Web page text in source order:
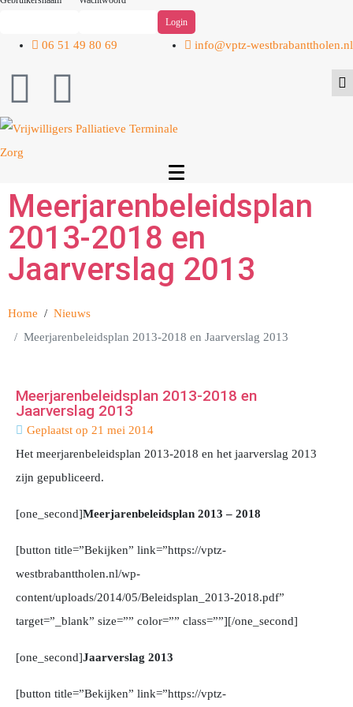
06 51 49 80 69 info@vptz-westbrabanttholen.nl
Meerjarenbeleidsplan
2013-2018 en
Jaarverslag 2013
Home
Nieuws
Meerjarenbeleidsplan 2013-2018 en Jaarverslag 2013
Meerjarenbeleidsplan 2013-2018 en
Jaarverslag 2013
Geplaatst op 21 mei 2014
Het meerjarenbeleidsplan 2013-2018 en het jaarverslag 2013
zijn gepubliceerd.
[one_second]Meerjarenbeleidsplan 2013 – 2018
[button title=”Bekijken” link=”https://vptz-
westbrabanttholen.nl/wp-
content/uploads/2014/05/Beleidsplan_2013-2018.pdf”
target=”_blank” size=”” color=”” class=””][/one_second]
[one_second]Jaarverslag 2013
[button title=”Bekijken” link=”https://vptz-